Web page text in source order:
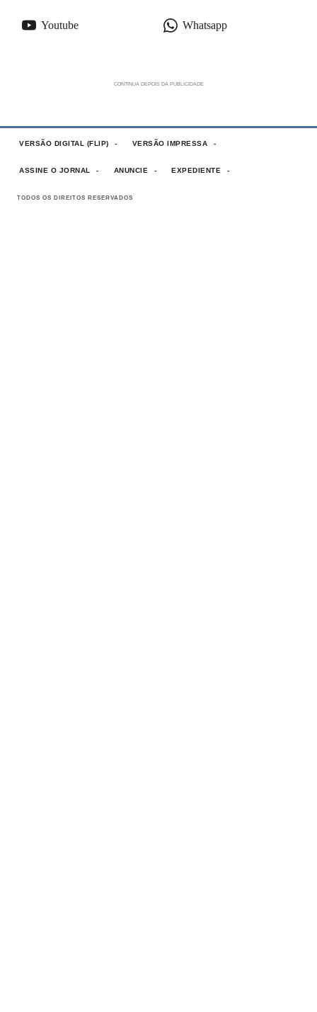
Youtube Whatsapp
VERSÃO DIGITAL (FLIP) VERSÃO IMPRESSA
ASSINE O JORNAL ANUNCIE EXPEDIENTE
TODOS OS DIREITOS RESERVADOS